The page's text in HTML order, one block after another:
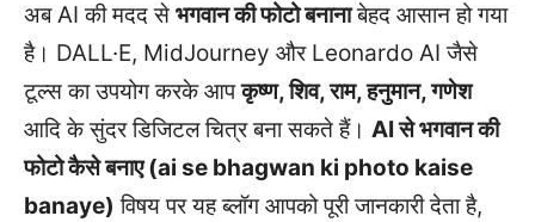
अब AI की मदद से भगवान की फोटो बनानाबेहद आसान हो गया
है। DALL·E, MidJourney और Leonardo AI जैसे
टूल्स का उपयोग करके आपकृष्ण, शिव, राम, हनुमान, गणेश
आदि के सुंदर डिजिटल चित्र बना सकते हैं। AI से भगवान की
फोटो कैसे बनाए (ai se bhagwan ki photo kaise
banaye) विषय पर यह ब्लॉग आपको पूरी जानकारी देता है,